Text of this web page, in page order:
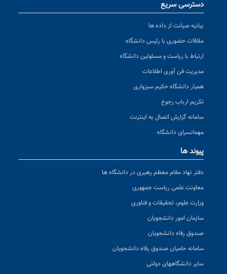
دسترسی سریع
بیانیه صیانت از داده ها
ملاقات حضوری با رئیس دانشگاه
ارتباط با ریاست و مسئولین دانشگاه
مدیریت فن آوری اطلاعات
همیار دانشگاه حکیم سبزواری
تکریم ارباب رجوع
سامانه گزارش اتصال به اینترنت
مهمانسرای دانشگاه
پیوند ها
دفتر نهاد مقام معظم رهبری در دانشگاه ها
معاونت علمی ریاست جمهوری
وزارت علوم، تحقیقات و فناوری
سازمان امور دانشجویان
صندوق رفاه دانشجویان
سامانه حامیان صندوق رفاه دانشجویان
سایر دانشگاههای دولتی